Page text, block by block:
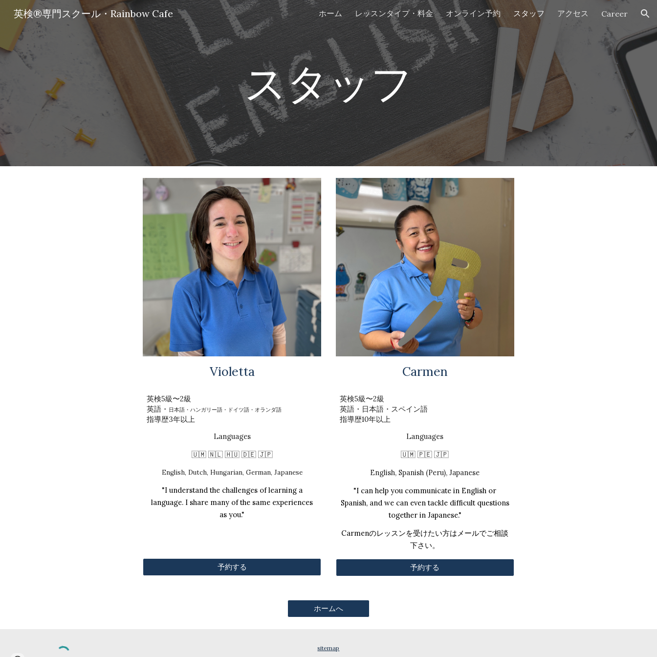
Skip to main content Skip to navigation
英検®専門スクール・Rainbow Cafe ホーム レッスンタイプ・料金 オンライン予約 スタッフ アクセス Career
スタッフ
Violetta
英検5級〜2級
英語・ 日本語・ハンガリー語・ドイツ語・オランダ語
指導歴3年以上
Languages
🇺🇲 🇳🇱 🇭🇺 🇩🇪 🇯🇵
English, Dutch, Hungarian, German, Japanese
"I understand the challenges of learning a
language. I share many of the same experiences
as you."
予約する
Carmen
英検5級〜2級
英語・日本語・スペイン語
指導歴10年以上
Languages
🇺🇲 🇵🇪 🇯🇵
English, Spanish (Peru), Japanese
"I can help you communicate in English or
Spanish, and we can even tackle difficult questions
together in Japanese."
Carmenのレッスンを受けたい方はメールでご相談
下さい。
予約する
ホームへ
sitemap